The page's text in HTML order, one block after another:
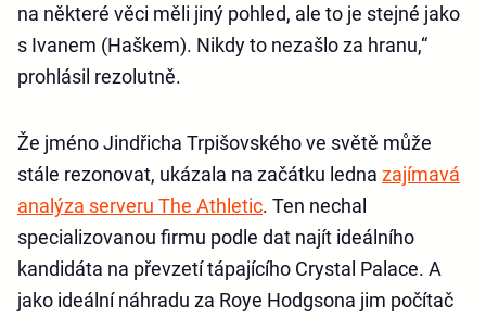
na některé věci měli jiný pohled, ale to je stejné jako
s Ivanem (Haškem). Nikdy to nezašlo za hranu,“
prohlásil rezolutně.
Že jméno Jindřicha Trpišovského ve světě může
stále rezonovat, ukázala na začátku ledna zajímavá
analýza serveru The Athletic. Ten nechal
specializovanou firmu podle dat najít ideálního
kandidáta na převzetí tápajícího Crystal Palace. A
jako ideální náhradu za Roye Hodgsona jim počítač